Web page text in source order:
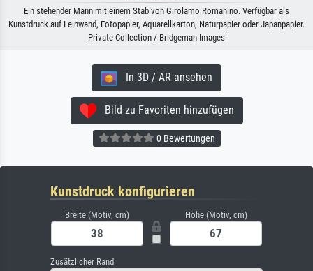
Ein stehender Mann mit einem Stab von Girolamo Romanino. Verfügbar als
Kunstdruck auf Leinwand, Fotopapier, Aquarellkarton, Naturpapier oder Japanpapier.
Private Collection / Bridgeman Images
In 3D / AR ansehen
Bild zu Favoriten hinzufügen
0 Bewertungen
Kunstdruck konfigurieren
Breite (Motiv, cm) Höhe (Motiv, cm)
Zusätzlicher Rand